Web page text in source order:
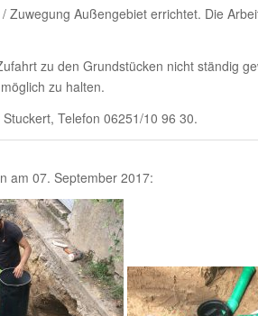
Zuwegung Außengebiet errichtet. Die
zu den Grundstücken nicht ständig
zu halten.
Telefon 06251/10 96 30.
am 07. September 2017: